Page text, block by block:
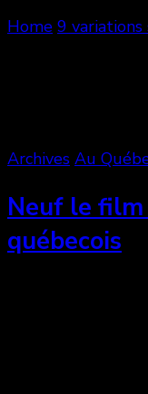
Home 9
Archives Au
Neuf le
québecois